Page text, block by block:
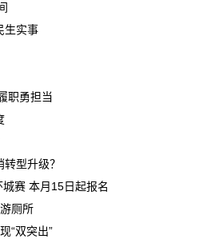
生实事
职勇担当
型升级？
赛 本月15日起报名
厕所
“双突出”